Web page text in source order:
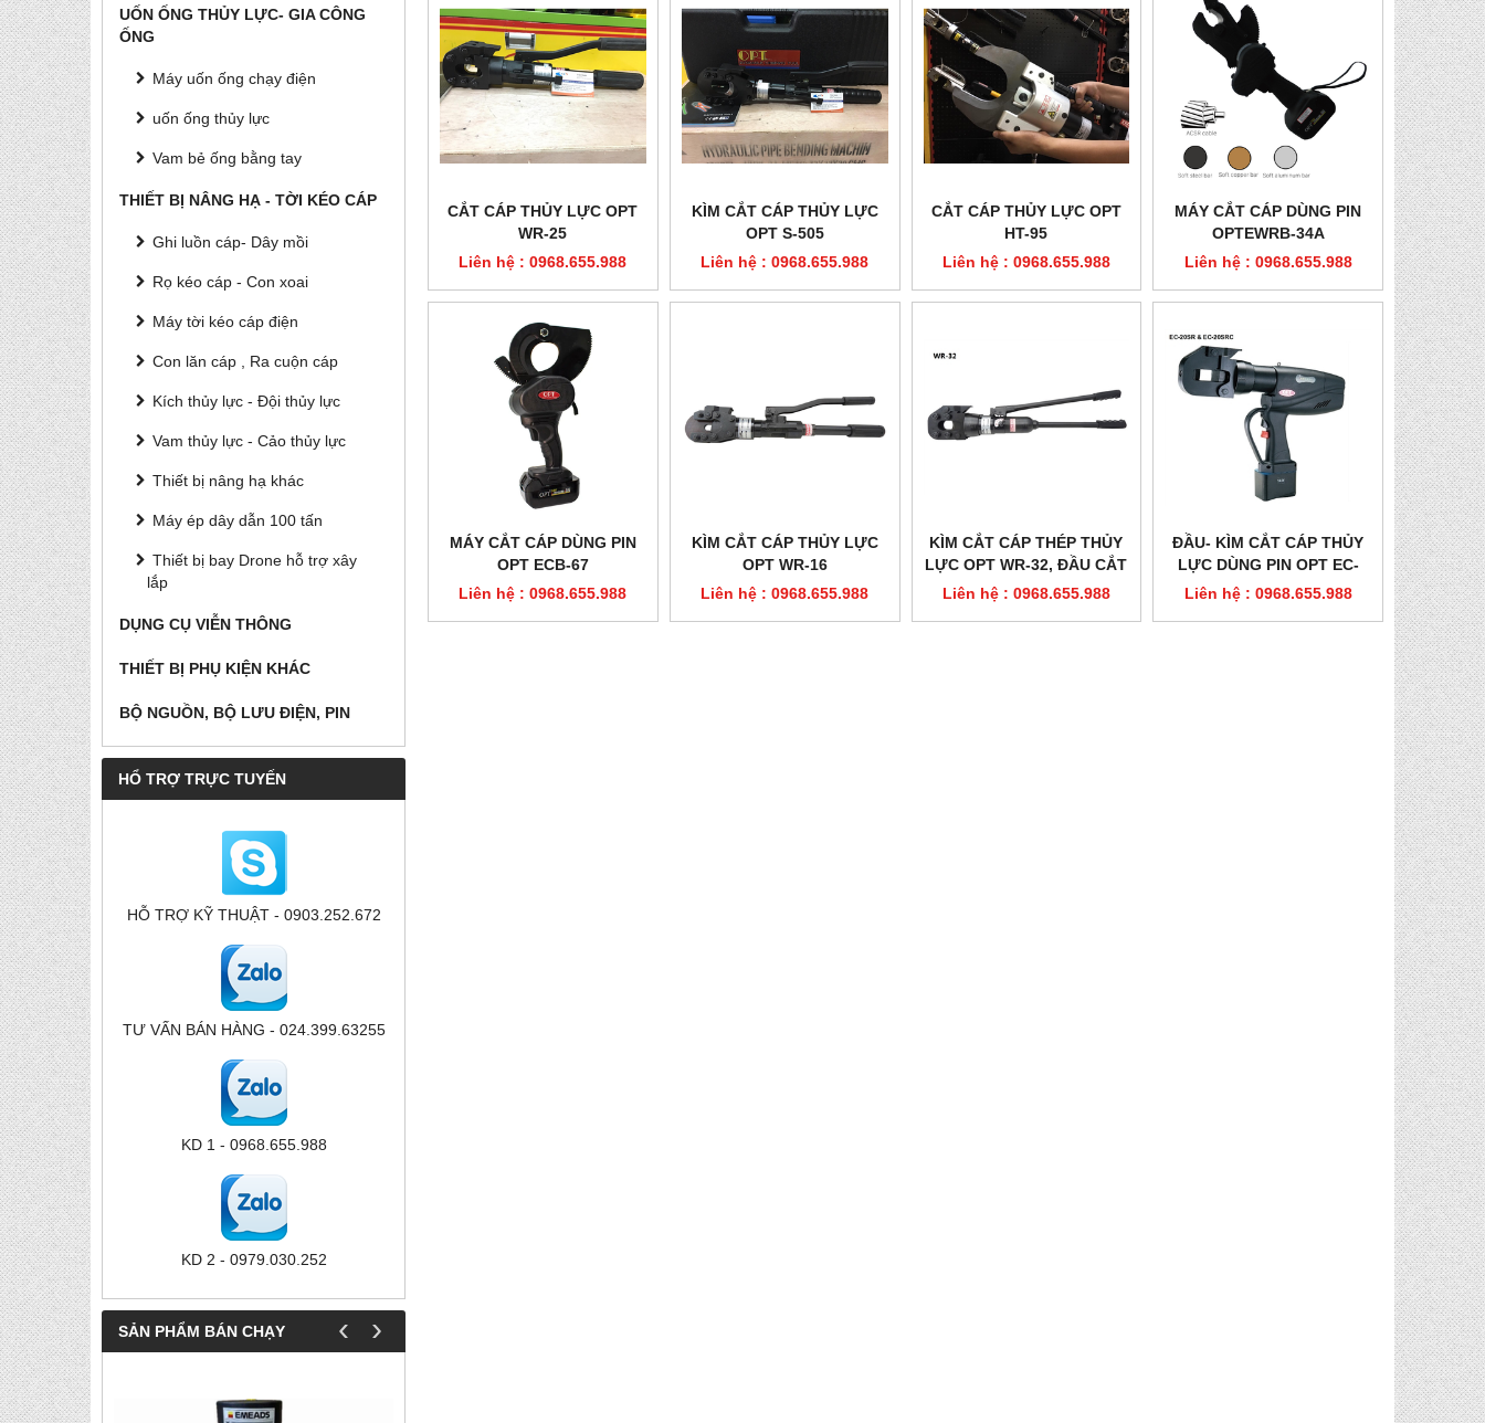
UỐN ỐNG THỦY LỰC- GIA CÔNG
ỐNG
Máy uốn ống chạy điện
uốn ống thủy lực
Vam bẻ ống bằng tay
THIẾT BỊ NÂNG HẠ - TỜI KÉO CÁP
Ghi luồn cáp- Dây mồi
Rọ kéo cáp - Con xoai
Máy tời kéo cáp điện
Con lăn cáp , Ra cuộn cáp
Kích thủy lực - Đội thủy lực
Vam thủy lực - Cảo thủy lực
Thiết bị nâng hạ khác
Máy ép dây dẫn 100 tấn
Thiết bị bay Drone hỗ trợ xây
lắp
DỤNG CỤ VIỄN THÔNG
THIẾT BỊ PHỤ KIỆN KHÁC
BỘ NGUỒN, BỘ LƯU ĐIỆN, PIN
HỔ TRỢ TRỰC TUYẾN
HỖ TRỢ KỸ THUẬT - 0903.252.672
TƯ VẤN BÁN HÀNG - 024.399.63255
KD 1 - 0968.655.988
KD 2 - 0979.030.252
SẢN PHẨM BÁN CHẠY ‹ ›
CẮT CÁP THỦY LỰC OPT
WR-25
Liên hệ : 0968.655.988
KÌM CẮT CÁP THỦY LỰC
OPT S-505
Liên hệ : 0968.655.988
CẮT CÁP THỦY LỰC OPT
HT-95
Liên hệ : 0968.655.988
MÁY CẮT CÁP DÙNG PIN
OPTEWRB-34A
Liên hệ : 0968.655.988
MÁY CẮT CÁP DÙNG PIN
OPT ECB-67
Liên hệ : 0968.655.988
KÌM CẮT CÁP THỦY LỰC
OPT WR-16
Liên hệ : 0968.655.988
KÌM CẮT CÁP THÉP THỦY
LỰC OPT WR-32, ĐẦU CẮT
CÁP WR-32H
Liên hệ : 0968.655.988
ĐẦU- KÌM CẮT CÁP THỦY
LỰC DÙNG PIN OPT EC-
20SR & EC-20SRC
Liên hệ : 0968.655.988